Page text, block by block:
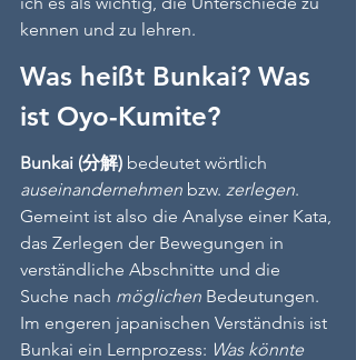
kennen und zu lehren.
Was heißt Bunkai? Was
ist Oyo-Kumite?
Bunkai (分解) bedeutet wörtlich
auseinandernehmen bzw. zerlegen.
Gemeint ist also die Analyse einer Kata,
das Zerlegen der Bewegungen in
verständliche Abschnitte und die
Suche nach möglichen Bedeutungen.
Im engeren japanischen Verständnis ist
Bunkai ein Lernprozess: Was könnte